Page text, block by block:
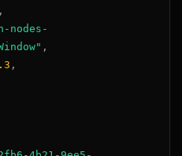
,
nodes-
,
,